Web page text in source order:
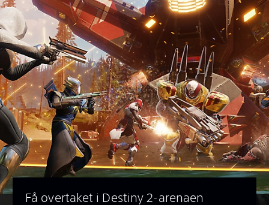
Få overtaket i Destiny 2-arenaen